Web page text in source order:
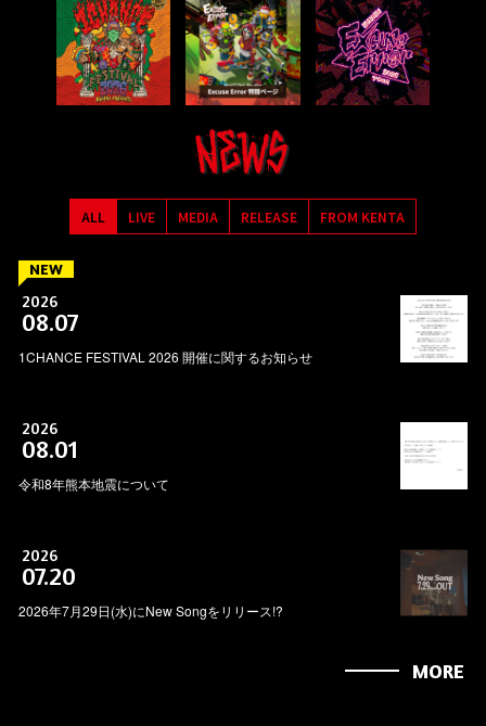
ALL LIVE MEDIA RELEASE FROM KENTA
NEW
2026
08.07
1CHANCE FESTIVAL 2026 開催に関するお知らせ
2026
08.01
令和8年熊本地震について
2026
07.20
2026年7月29日(水)にNew Songをリリース!?
MORE